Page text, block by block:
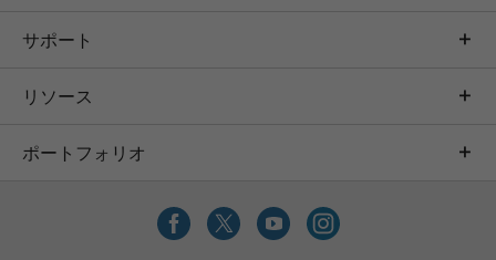
最大約14.3時間*1の長時間バッテリー駆動可能な
ので、どこでも快適に使えます。また、バッテリ
間で80％のバッテリー充電が可能です。
*1：JEITAバッテリー動作時間測定法 (Ver2.0)に準拠して測定。バ
製品仕様をご覧ください。
*2：急速充電機能は65W ACアダプター利用時に可能です。
サポート
リソース
ポートフォリオ